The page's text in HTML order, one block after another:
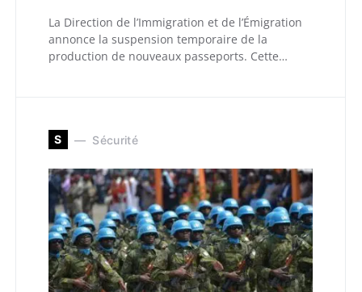
La Direction de l’Immigration et de l’Émigration
annonce la suspension temporaire de la
production de nouveaux passeports. Cette…
S Sécurité